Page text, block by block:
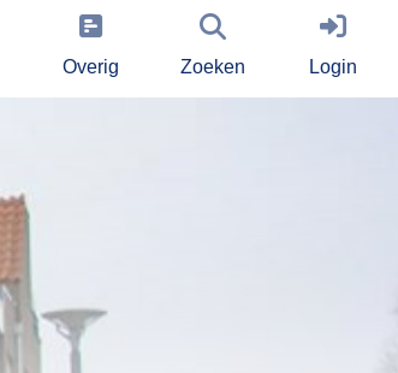
Overig Zoeken Login